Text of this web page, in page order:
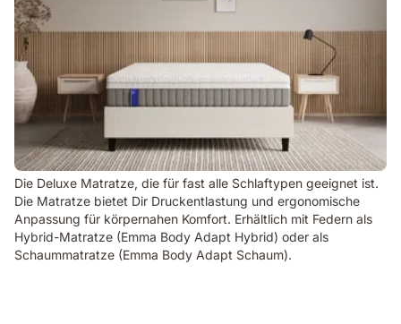
Die Deluxe Matratze, die für fast alle Schlaftypen geeignet ist.
Die Matratze bietet Dir Druckentlastung und ergonomische
Anpassung für körpernahen Komfort. Erhältlich mit Federn als
Hybrid-Matratze (Emma Body Adapt Hybrid) oder als
Schaummatratze (Emma Body Adapt Schaum).